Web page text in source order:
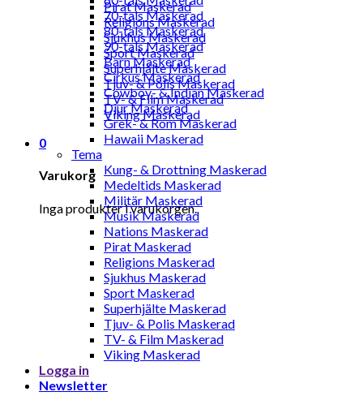
Pirat Maskerad
Religions Maskerad
Sjukhus Maskerad
Sport Maskerad
Superhjälte Maskerad
Tjuv- & Polis Maskerad
TV- & Film Maskerad
Viking Maskerad
0
Varukorg
Inga produkter i varukorgen.
70-tals Maskerad
80-tals Maskerad
90-tals Maskerad
Barn Maskerad
Cirkus Maskerad
Cowboy- & Indian Maskerad
Djur Maskerad
Grek- & Rom Maskerad
Hawaii Maskerad
Tema
Kung- & Drottning Maskerad
Medeltids Maskerad
Militär Maskerad
Musik Maskerad
Nations Maskerad
Pirat Maskerad
Religions Maskerad
Sjukhus Maskerad
Sport Maskerad
Superhjälte Maskerad
Tjuv- & Polis Maskerad
TV- & Film Maskerad
Viking Maskerad
Logga in
Newsletter